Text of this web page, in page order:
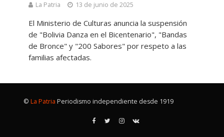
La Patria 13 de junio de 2025
El Ministerio de Culturas anuncia la suspensión
de "Bolivia Danza en el Bicentenario", "Bandas
de Bronce" y "200 Sabores" por respeto a las
familias afectadas.
© La Patria Periodismo independiente desde 1919